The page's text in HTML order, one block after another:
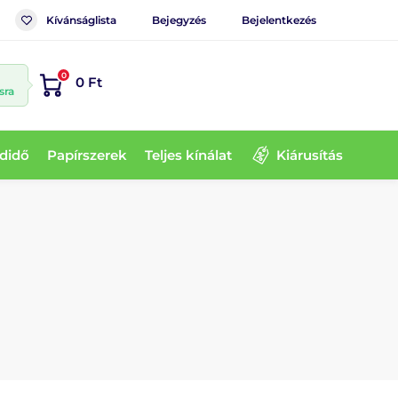
Kívánságlista Bejegyzés Bejelentkezés
0 0 Ft
Papírszerek Teljes kínálat Kiárusítás